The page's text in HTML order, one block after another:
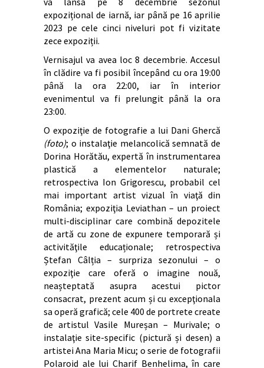
expozițional de iarnă, iar până pe 16 aprilie
2023 pe cele cinci niveluri pot fi vizitate
zece expoziții.
Vernisajul va avea loc 8 decembrie. Accesul
în clădire va fi posibil începând cu ora 19:00
până la ora 22:00, iar în interior
evenimentul va fi prelungit până la ora
23:00.
O expoziţie de fotografie a lui Dani Ghercă
(foto); o instalaţie melancolică semnată de
Dorina Horătău, expertă în instrumentarea
plastică a elementelor naturale;
retrospectiva Ion Grigorescu, probabil cel
mai important artist vizual în viaţă din
România; expoziţia Leviathan – un proiect
multi-disciplinar care combină depozitele
de artă cu zone de expunere temporară și
activităţile educaționale; retrospectiva
Ștefan Câlția – surpriza sezonului – o
expoziţie care oferă o imagine nouă,
neașteptată asupra acestui pictor
consacrat, prezent acum și cu excepţionala
sa operă grafică; cele 400 de portrete create
de artistul Vasile Mureșan – Murivale; o
instalaţie site-specific (pictură și desen) a
artistei Ana Maria Micu; o serie de fotografii
Polaroid ale lui Charif Benhelima, în care